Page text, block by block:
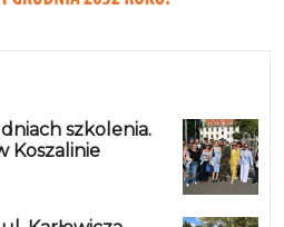
szkolenia.
Koszalinie